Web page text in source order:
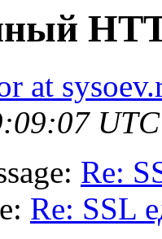
at
Re:
Re: SSL